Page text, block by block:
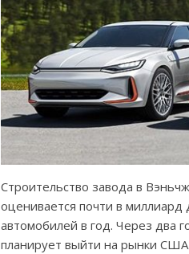
Строительство завода в
оценивается почти в
автомобилей в год. Через два
планирует выйти на рынки